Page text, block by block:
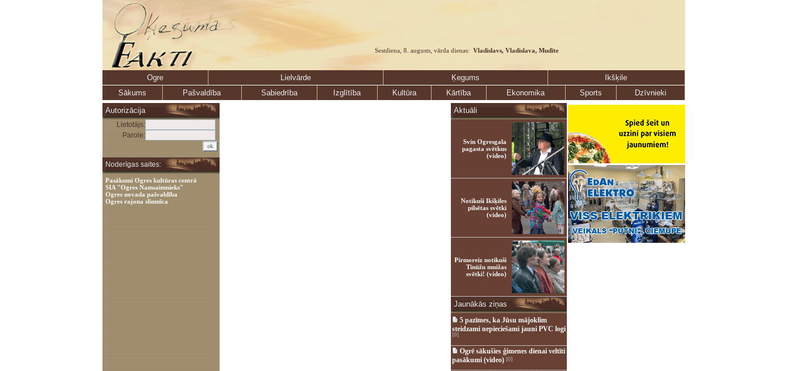
Sestdiena, 8. augusts, vārda dienas: Vladislavs, Vladislava, Mudīte
Ogre Lielvārde Ķegums
Ikšķile
Sākums
Pašvaldība Sabiedrība Izglītība Kultūra Kārtība Ekonomika Sports
Dzīvnieki
Autorizācija
Lietotājs:
Parole:
Noderīgas saites:
Pasākumi Ogres kultūras centrā
SIA "Ogres Namsaimnieks"
Ogres novada pašvaldība
Ogres rajona slimnīca
Aktuāli
Svin Ogresgala
pagasta svētkus
(video)
Notikuši Ikšķiles
pilsētas svētki
(video)
Pirmoreiz notikuši
Tīnūžu muižas
svētki! (video)
Jaunākās ziņas
5 pazīmes, ka Jūsu mājoklim
steidzami nepieciešami jauni PVC logi
[0]
Ogrē sākušies ģimenes dienai veltīti
pasākumi (video)[0]